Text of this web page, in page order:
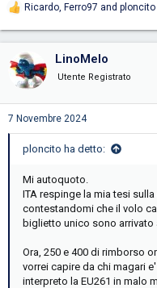
R
t
n
s
Ricardo Ferro97 and ploncito
LinoMelo
Utente Registrato
7 Novembre 2024
ploncito ha detto:
Mi autoquoto.
ITA respinge la mia tesi
contestandomi che il volo
biglietto unico sono
Ora, 250 e 400 di rimborso
vorrei capire da chi magari
interpreto la EU261 in malo